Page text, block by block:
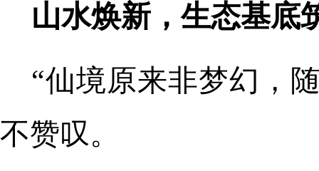
山水焕新，生态基底
“仙境原来非梦幻，
不赞叹。